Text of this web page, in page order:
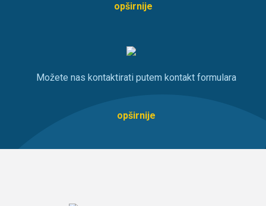
opširnije
Možete nas kontaktirati putem kontakt formulara
opširnije